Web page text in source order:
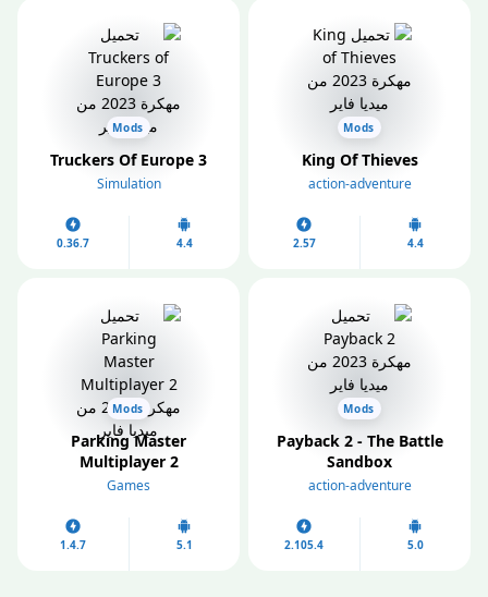
Mods
King Of Thieves‏
action-adventure
4.4
2.57
Mods
Truckers Of Europe 3‏
Simulation
4.4
0.36.7
Mods
Payback 2 - The Battle
Sandbox‏
action-adventure
5.0
2.105.4
Mods
Parking Master
Multiplayer 2‏
Games
5.1
1.4.7